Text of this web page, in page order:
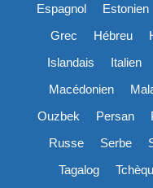
Espagnol
Estonien
Grec
Hébreu
Islandais
Italien
Macédonien
Ouzbek
Persan
Russe
Serbe
Tagalog